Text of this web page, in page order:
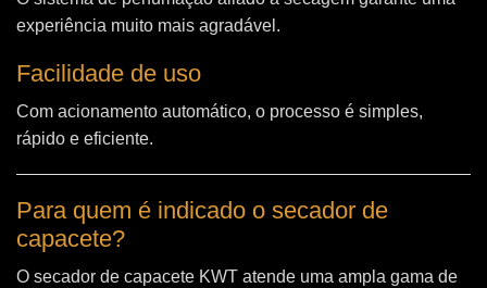
experiência muito mais agradável.
Facilidade de uso
Com acionamento automático, o processo é simples,
rápido e eficiente.
Para quem é indicado o secador de
capacete?
O secador de capacete KWT atende uma ampla gama de